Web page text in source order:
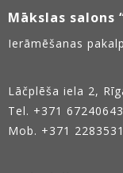
Mākslas salons
Ierāmēšanas
Lāčplēša iela 2,
Tel. +371 67240643
Mob. +371